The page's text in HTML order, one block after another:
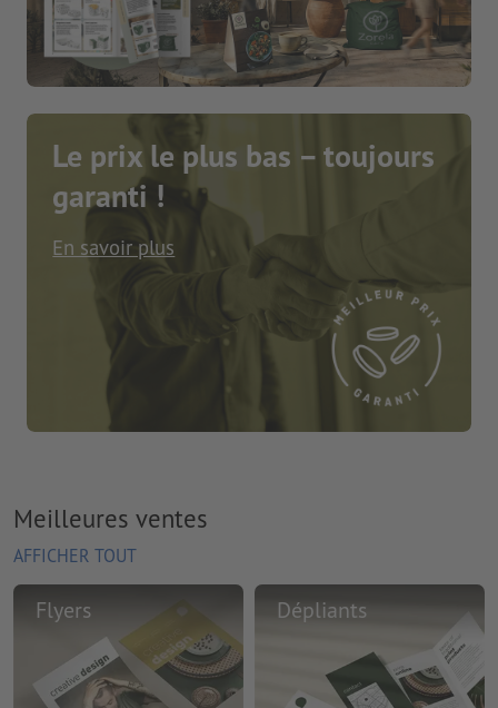
Le prix le plus bas – toujours
garanti !
En savoir plus
Meilleures ventes
AFFICHER TOUT
Flyers Dépliants